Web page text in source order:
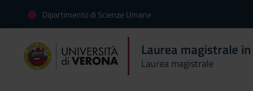
Dipartimento di Scienze Umane
Laurea magistrale
Laurea magistrale